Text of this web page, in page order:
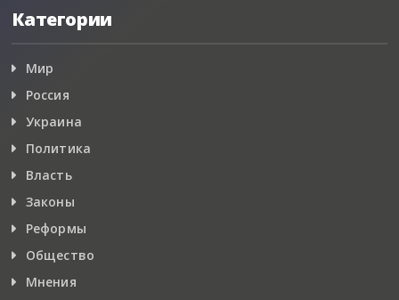
Категории
Мир
Россия
Украина
Политика
Власть
Законы
Реформы
Общество
Мнения